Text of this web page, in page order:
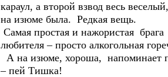
караул, а второй взвод весь
на изюме была. Редкая вещь.
Самая простая и нажористая
любителя – просто алкогольная
А на изюме, хороша, напоминает
– пей Тишка!